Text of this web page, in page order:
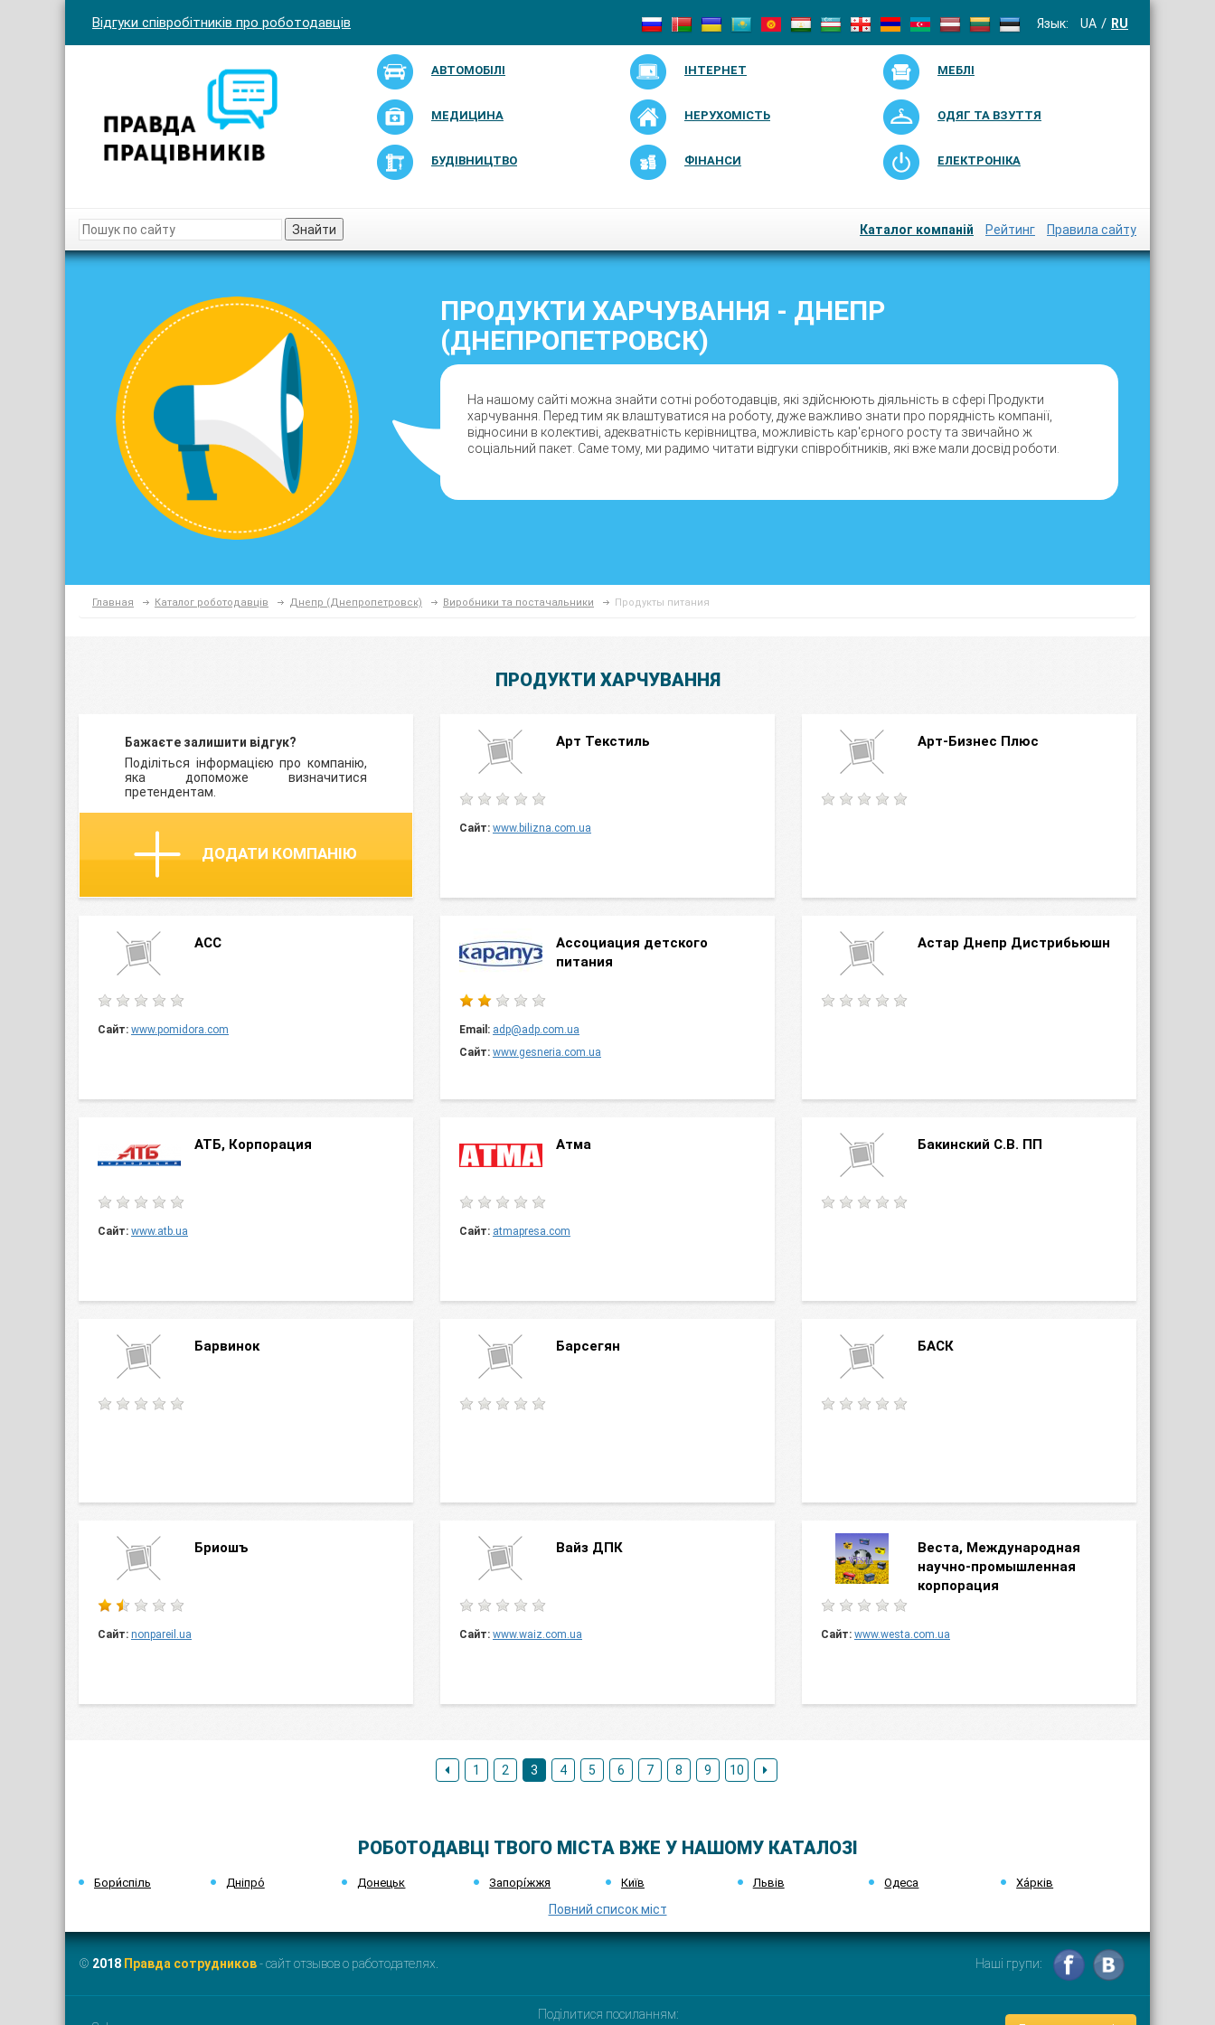
Відгуки співробітників про роботодавців Язык: UA RU
АВТОМОБІЛІ ІНТЕРНЕТ МЕБЛІ
МЕДИЦИНА НЕРУХОМІСТЬ ОДЯГ ТА ВЗУТТЯ
БУДІВНИЦТВО ФІНАНСИ ЕЛЕКТРОНІКА
Знайти Каталог компаній Рейтинг Правила сайту
ПРОДУКТИ ХАРЧУВАННЯ - ДНЕПР
(ДНЕПРОПЕТРОВСК)
На нашому сайті можна знайти сотні роботодавців, які здійснюють діяльність в сфері Продукти
харчування. Перед тим як влаштуватися на роботу, дуже важливо знати про порядність компанії,
відносини в колективі, адекватність керівництва, можливість кар'єрного росту та звичайно ж
соціальний пакет. Саме тому, ми радимо читати відгуки співробітників, які вже мали досвід роботи.
Главная Каталог роботодавців Днепр (Днепропетровск) Виробники та постачальники Продукты питания
ПРОДУКТИ ХАРЧУВАННЯ
Бажаєте залишити відгук?
Поділіться інформацією про компанію,
яка допоможе визначитися
претендентам.
ДОДАТИ КОМПАНІЮ
Арт Текстиль
Сайт: www.bilizna.com.ua
Арт-Бизнес Плюс
АСС
Сайт: www.pomidora.com
Ассоциация детского
питания
Email: adp@adp.com.ua
Сайт: www.gesneria.com.ua
Астар Днепр Дистрибьюшн
АТБ, Корпорация
Сайт: www.atb.ua
Атма
Сайт: atmapresa.com
Бакинский С.В. ПП
Барвинок Барсегян БАСК
Бриошъ
Сайт: nonpareil.ua
Вайз ДПК
Сайт: www.waiz.com.ua
Веста, Международная
научно-промышленная
корпорация
Сайт: www.westa.com.ua
1 2 3 4 5 6 7 8 9 10
РОБОТОДАВЦІ ТВОГО МІСТА ВЖЕ У НАШОМУ КАТАЛОЗІ
Бори́спіль Дніпро́ Донецьк Запорі́жжя Київ Львів Одеса Ха́рків
Повний список міст
© 2018 Правда сотрудников- сайт отзывов о работодателях. Наші групи:
Поділитися посиланням: